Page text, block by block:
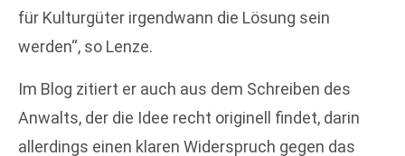
für Kulturgüter irgendwann die Lösung sein
werden“, so Lenze.
Im Blog zitiert er auch aus dem Schreiben des
Anwalts, der die Idee recht originell findet, darin
allerdings einen klaren Widerspruch gegen das